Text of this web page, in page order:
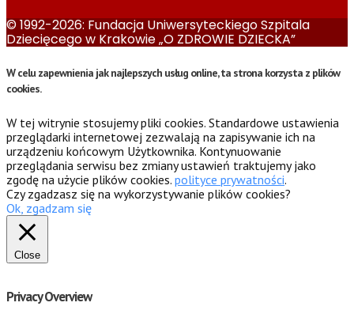
© 1992-2026: Fundacja Uniwersyteckiego Szpitala
Dziecięcego w Krakowie „O ZDROWIE DZIECKA”
W celu zapewnienia jak najlepszych usług online, ta strona korzysta z plików
cookies.
W tej witrynie stosujemy pliki cookies. Standardowe ustawienia
przeglądarki internetowej zezwalają na zapisywanie ich na
urządzeniu końcowym Użytkownika. Kontynuowanie
przeglądania serwisu bez zmiany ustawień traktujemy jako
zgodę na użycie plików cookies. polityce prywatności.
Czy zgadzasz się na wykorzystywanie plików cookies?
Ok, zgadzam się
Close
Privacy Overview